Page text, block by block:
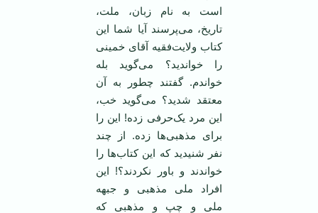
است به نام زبان، ملت،
تاریخ، می‌پرسند آیا شما این
کتاب ولایت‌فقیه آقای خمینی
را خواندید؟ می‌گوید بله
خواندم. گفتند چطور به آن
معتقد شدید؟ می‌گوید خب،
این مرد یک‌حرفی زده! این را
برای مذهبی‌ها زده. از چند
نفر شنیدید که این کتاب‌ها را
خواندند و باور نکردند؟! این
افراد ملی مذهبی و جبهه
ملی و چپ و مذهبی که